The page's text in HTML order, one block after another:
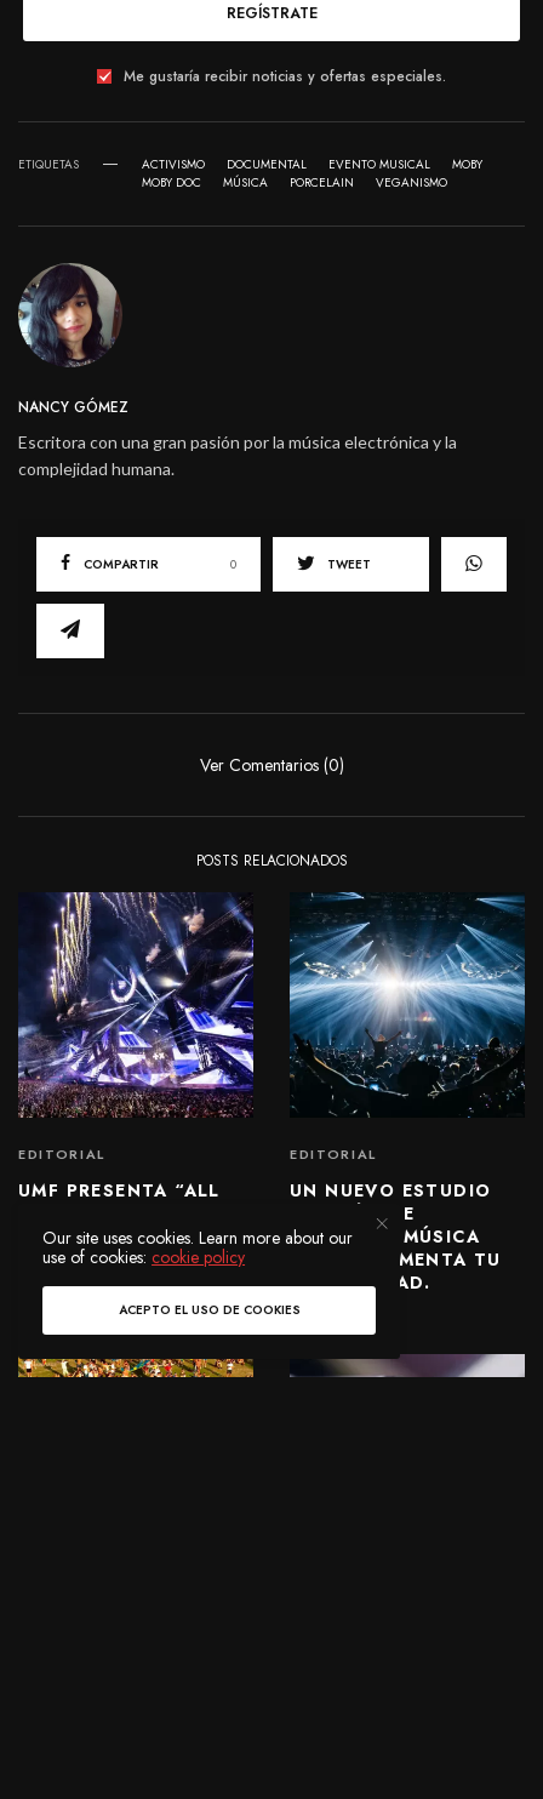
REGÍSTRATE
Me gustaría recibir noticias y ofertas especiales.
ETIQUETAS ACTIVISMO DOCUMENTAL EVENTO MUSICAL
MOBY
MOBY DOC
MÚSICA PORCELAIN VEGANISMO
NANCY GÓMEZ
Escritora con una gran pasión por la música electrónica y la
complejidad humana.
COMPARTIR 0 TWEET
Ver Comentarios (0)
POSTS RELACIONADOS
EDITORIAL
UMF PRESENTA “ALL
DOCUMENTAL DE 25
EPISODIOS QUE
CELEBRA SU 25
ANIVERSARIO.
EDITORIAL
UN NUEVO ESTUDIO
REVELÓ QUE
ESCUCHAR MÚSICA
EDM INCREMENTA TU
CREATIVIDAD.
Our site uses cookies. Learn more about our
use of cookies:cookie policy
ACEPTO EL USO DE COOKIES